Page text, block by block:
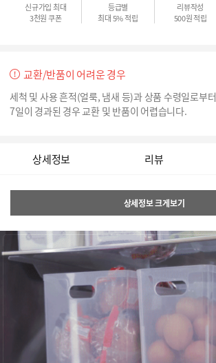
신규가입 최대
3천원 쿠폰
등급별
최대 5% 적립
리뷰작성
500원 적립
교환/반품이 어려운 경우
세척 및 사용 흔적(얼룩, 냄새 등)과 상품 수령일로부터
7일이 경과된 경우 교환 및 반품이 어렵습니다.
상세정보 리뷰
상세정보 크게보기